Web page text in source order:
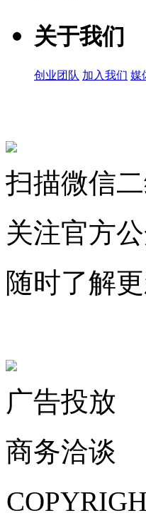
关于我们
创业团队 加入我们 媒
扫描微信
关注官方
随时了解
广告投放
商务洽谈